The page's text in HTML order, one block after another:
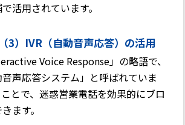
活用されています。
3）IVR（自動音声応答）の活用
Voice Response」の略語で、
声応答システム」と呼ばれていま
とで、迷惑営業電話を効果的にブロ
ます。